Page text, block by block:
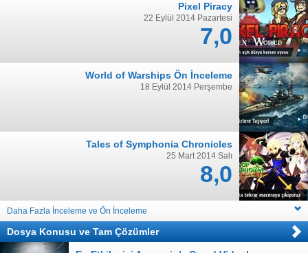
Pixel Piracy
22 Eylül 2014 Pazartesi
7,0
World of Warships Ön İnceleme
18 Eylül 2014 Perşembe
Tales of Symphonia Chronicles
25 Mart 2014 Salı
8,0
Daha Fazla İnceleme ve Ön İnceleme
Dosya Konusu ve Tam Çözümler